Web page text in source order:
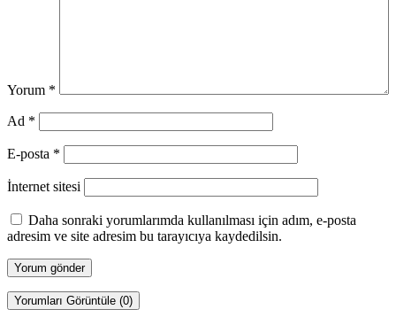
Yorum *
Ad *
E-posta *
İnternet sitesi
Daha sonraki yorumlarımda kullanılması için adım, e-posta
adresim ve site adresim bu tarayıcıya kaydedilsin.
Yorumları Görüntüle (0)